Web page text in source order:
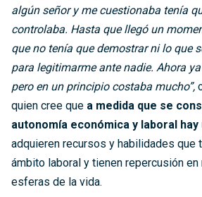
algún señor y me cuestionaba tenía
controlaba. Hasta que llegó un
que no tenía que demostrar ni lo que
para legitimarme ante nadie. Ahora
pero en un principio costaba mucho”,
quien cree que a medida que se
autonomía económica y laboral hay
adquieren recursos y habilidades que
ámbito laboral y tienen repercusión en
esferas de la vida.